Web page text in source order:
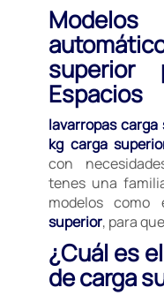
superior
Espacios
lavarropas
kg carga
con
tenes una
modelos como
superior, para
¿Cuál es
de carga